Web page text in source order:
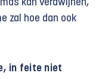
kan verdwijnen,
zal hoe dan ook
in feite niet